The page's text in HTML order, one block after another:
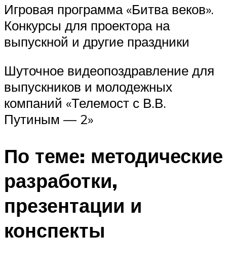
Игровая программа «Битва веков».
Конкурсы для проектора на
выпускной и другие праздники
Шуточное видеопоздравление для
выпускников и молодежных
компаний «Телемост с В.В.
Путиным — 2»
По теме: методические
разработки,
презентации и
конспекты